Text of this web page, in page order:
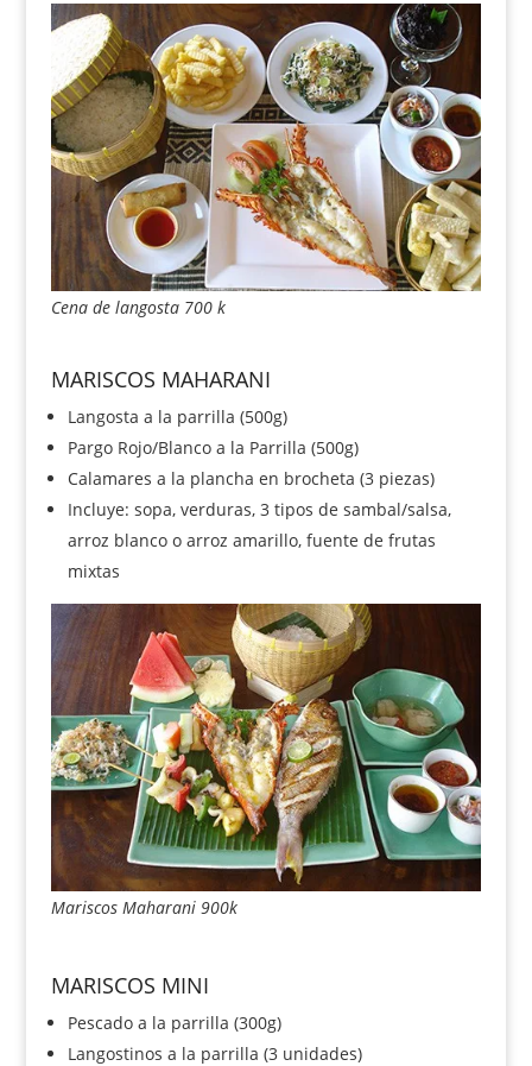
Cena de langosta 700 k
MARISCOS MAHARANI
Langosta a la parrilla (500g)
Pargo Rojo/Blanco a la Parrilla (500g)
Calamares a la plancha en brocheta (3 piezas)
Incluye: sopa, verduras, 3 tipos de sambal/salsa,
arroz blanco o arroz amarillo, fuente de frutas
mixtas
Mariscos Maharani 900k
MARISCOS MINI
Pescado a la parrilla (300g)
Langostinos a la parrilla (3 unidades)